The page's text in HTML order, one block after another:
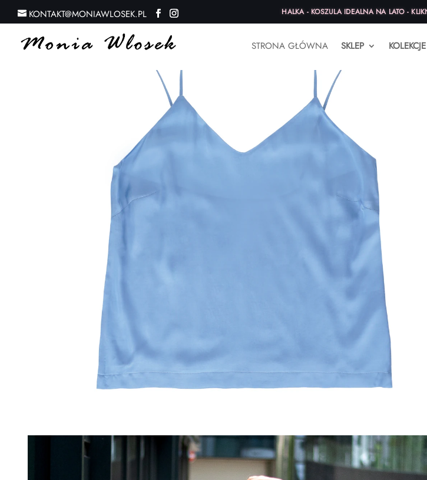
HALKA - KOSZULA IDEALNA NA LATO -
KONTAKT@MONIAWLOSEK.PL
STRONA GŁÓWNA SKLEP